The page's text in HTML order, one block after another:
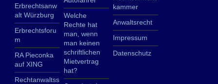
Erbrechtsanw
alt Würzburg
Erbrechtsforu
m
RA Pieconka
auf XING
Rechtanwaltss
Welche
Rechte hat
man, wenn
man keinen
schriftlichen
Mietvertrag
hat?
kammer
Anwaltsrecht
Impressum
Datenschutz